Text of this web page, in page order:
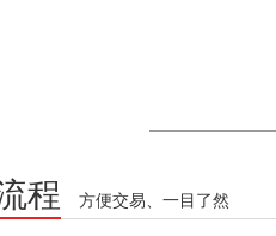
程 方便交易、一目了然